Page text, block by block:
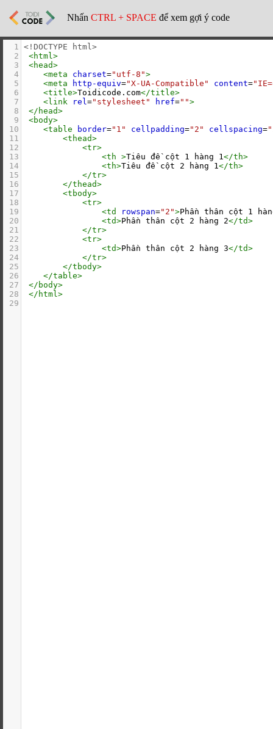
Nhấn CTRL + SPACE để xem gợi ý code
1 <!DOCTYPE html>
2
<html>
3
<head>
4
<meta charset="utf-8">
5
<meta http-equiv="X-UA-Compatible" content=
6
<title>Toidicode.com</title>
7
<link rel="stylesheet" href="">
8
</ head>
9
<body>
10
<table border="1" cellpadding="2" cellspacing=
11
<thead>
12
<tr>
13
<th >Tiêu đề cột 1 hàng 1</th>
14
<th>Tiêu đề cột 2 hàng 1</th>
15
</tr>
16
</thead>
17
<tbody>
18
<tr>
19
<td rowspan="2">Phần thân cột 1
20
<td>Phần thân cột 2 hàng 2</td>
21
</tr>
22
<tr>
23
<td>Phần thân cột 2 hàng 3</td>
24
</tr>
25
</tbody>
26
</table>
27
</ body>
28
</ html>
29